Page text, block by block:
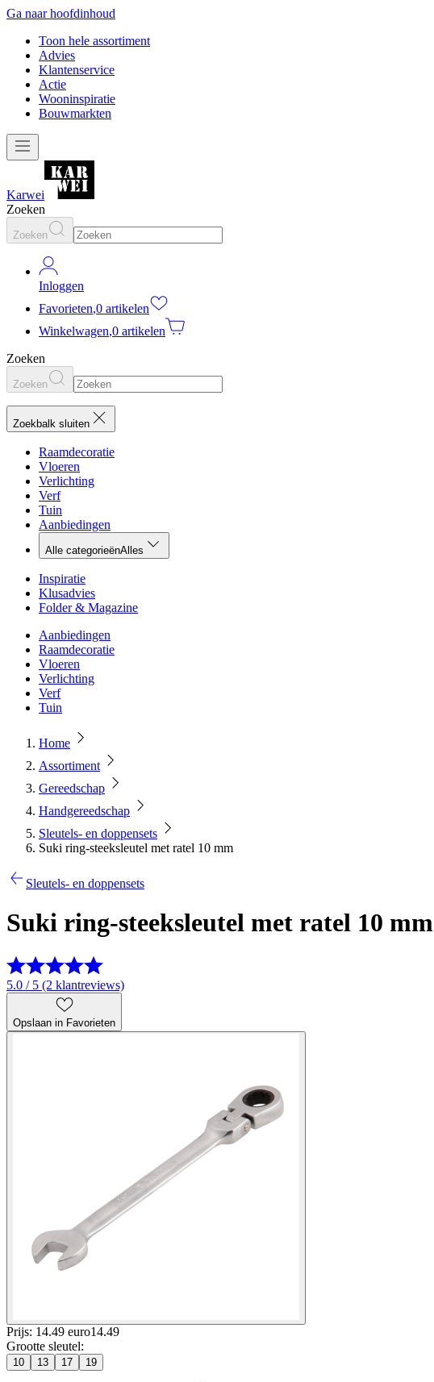
Ga naar hoofdinhoud
Toon hele assortiment
Advies
Klantenservice
Actie
Wooninspiratie
Bouwmarkten
Karwei
Zoeken
Zoeken
Inloggen
Favorieten,0 artikelen
Winkelwagen,0 artikelen
Zoeken
Zoeken
Zoekbalk sluiten
Raamdecoratie
Vloeren
Verlichting
Verf
Tuin
Aanbiedingen
Alle categorieënAlles
Inspiratie
Klusadvies
Folder & Magazine
Aanbiedingen
Raamdecoratie
Vloeren
Verlichting
Verf
Tuin
Home
Assortiment
Gereedschap
Handgereedschap
Sleutels- en doppensets
Suki ring-steeksleutel met ratel 10 mm
Sleutels- en doppensets
Suki ring-steeksleutel met ratel 10 mm
5.0 / 5 (2 klantreviews)
Opslaan in Favorieten
Prijs: 14.49 euro14.49
Grootte sleutel:
10 13 17 19